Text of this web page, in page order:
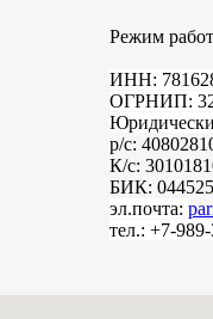
Режим
ИНН:
ОГРНИП:
р/с:
К/с:
БИК:
эл.почта:
тел.: +7-